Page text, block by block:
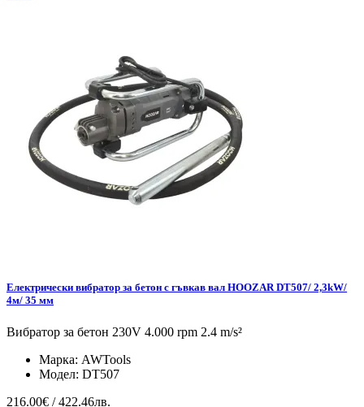
Електрически вибратор за бетон с гъвкав вал HOOZAR DT507/ 2,3kW/
4м/ 35 мм
Вибратор за бетон 230V 4.000 rpm 2.4 m/s²
Марка: AWTools
Модел: DT507
216.00€ / 422.46лв.